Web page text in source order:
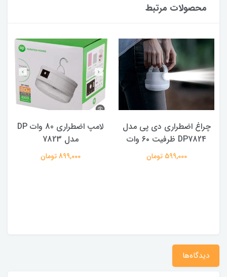
محصولات مرتبط
چراغ اضطراری دی پی مدل
DP7824 ظرفیت ۶۰ وات
599,000 تومان
لامپ اضطراری 80 وات DP
مدل 7823
899,000 تومان
دیدگاه‌ها